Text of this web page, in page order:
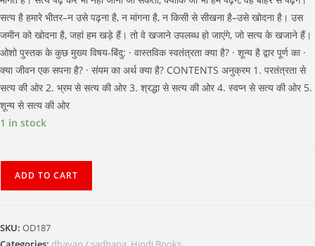
सत्य है हमारे भीतर–न उसे पढ़ना है, न मांगना है, न किसी से सीखना है–उसे खोदना है। उस
जमीन को खोदना है, जहां हम खड़े हैं। तो वे खजाने उपलब्ध हो जाएंगे, जो सत्य के खजाने हैं।
ओशो पुस्तक के कुछ मुख्य विषय-बिंदु: · वास्तविक स्वतंत्रता क्या है? · शून्य है द्वार पूर्ण का ·
क्या जीवन एक सपना है? · संयम का अर्थ क्या है? CONTENTS अनुक्रम 1. परतंत्रता से
सत्य की ओर 2. भ्रम से सत्य की ओर 3. श्रद्धा से सत्य की ओर 4. स्वप्न से सत्य की ओर 5.
शून्य से सत्य की ओर
1 in stock
ADD TO CART
SKU: OD187